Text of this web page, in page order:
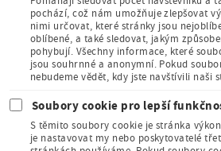
Člen
sdružení pro
knihu
pochází, což nám umožňuje zlepšovat
nimi určovat, které stránky jsou
oblíbené, a také sledovat, jakým
pohybují. Všechny informace, které
jsou souhrnné a anonymní. Pokud
nebudeme vědět, kdy jste navštívili naši
Soubory cookie pro lepší
S těmito soubory cookie je stránka
je nastavovat my nebo poskytovatelé